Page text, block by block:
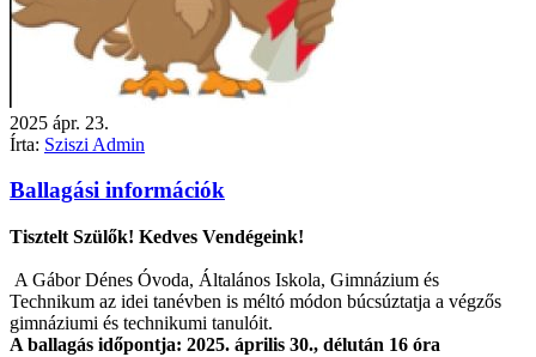
2025 ápr. 23.
Írta: Sziszi Admin
Ballagási információk
Tisztelt Szülők! Kedves Vendégeink!
A Gábor Dénes Óvoda, Általános Iskola, Gimnázium és
Technikum az idei tanévben is méltó módon búcsúztatja a végzős
gimnáziumi és technikumi tanulóit.
A ballagás időpontja: 2025. április 30., délután 16 óra